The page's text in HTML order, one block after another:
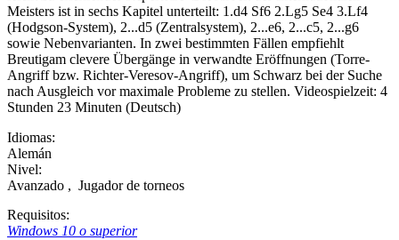
Meisters ist in sechs Kapitel unterteilt: 1.d4 Sf6 2.Lg5 Se4 3.Lf4
(Hodgson-System), 2...d5 (Zentralsystem), 2...e6, 2...c5, 2...g6
sowie Nebenvarianten. In zwei bestimmten Fällen empfiehlt
Breutigam clevere Übergänge in verwandte Eröffnungen (Torre-
Angriff bzw. Richter-Veresov-Angriff), um Schwarz bei der Suche
nach Ausgleich vor maximale Probleme zu stellen. Videospielzeit: 4
Stunden 23 Minuten (Deutsch)
Idiomas:
Alemán
Nivel:
Avanzado , Jugador de torneos
Requisitos:
Windows 10 o superior